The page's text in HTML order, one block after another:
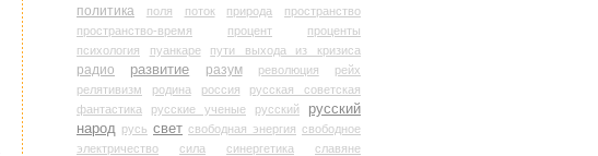
политика
поля поток природа
пространство
пространство-время
процент
проценты
психология
пуанкаре пути выхода из кризиса
радио развитие разум революция
рейх
релятивизм
родина россия
русская советская
фантастика
русские ученые русский
русский
народ русь свет свободная энергия свободное
электричество
сила синергетика
славяне